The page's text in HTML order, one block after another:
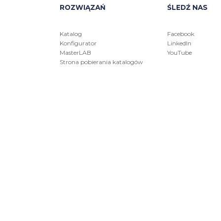
ROZWIĄZAŃ
Katalog
Konfigurator
MasterLAB
Strona pobierania katalogów
ŚLEDŹ NAS
Facebook
LinkedIn
YouTube